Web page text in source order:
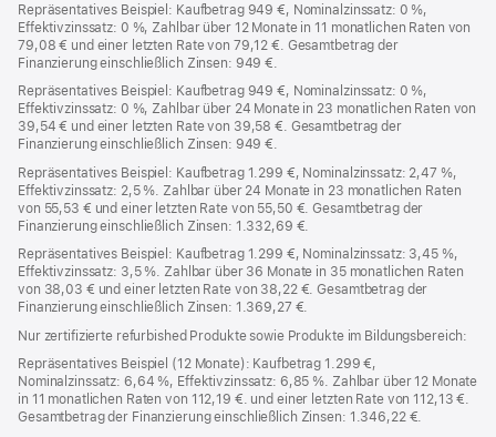
neues
Fenster)
Repräsentatives Beispiel: Kaufbetrag 949 €, Nominalzinssatz: 0 %,
Effektivzinssatz: 0 %, Zahlbar über 12 Monate in 11 monatlichen Raten von
79,08 € und einer letzten Rate von 79,12 €. Gesamtbetrag der
Finanzierung einschließlich Zinsen: 949 €.
Repräsentatives Beispiel: Kaufbetrag 949 €, Nominalzinssatz: 0 %,
Effektivzinssatz: 0 %, Zahlbar über 24 Monate in 23 monatlichen Raten von
39,54 € und einer letzten Rate von 39,58 €. Gesamtbetrag der
Finanzierung einschließlich Zinsen: 949 €.
Repräsentatives Beispiel: Kaufbetrag 1.299 €, Nominalzinssatz: 2,47 %,
Effektivzinssatz: 2,5 %. Zahlbar über 24 Monate in 23 monatlichen Raten
von 55,53 € und einer letzten Rate von 55,50 €. Gesamtbetrag der
Finanzierung einschließlich Zinsen: 1.332,69 €.
Repräsentatives Beispiel: Kaufbetrag 1.299 €, Nominalzinssatz: 3,45 %,
Effektivzinssatz: 3,5 %. Zahlbar über 36 Monate in 35 monatlichen Raten
von 38,03 € und einer letzten Rate von 38,22 €. Gesamtbetrag der
Finanzierung einschließlich Zinsen: 1.369,27 €.
Nur zertifizierte refurbished Produkte sowie Produkte im Bildungsbereich:
Repräsentatives Beispiel (12 Monate): Kaufbetrag 1.299 €,
Nominalzinssatz: 6,64 %, Effektivzinssatz: 6,85 %. Zahlbar über 12 Monate
in 11 monatlichen Raten von 112,19 €. und einer letzten Rate von 112,13 €.
Gesamtbetrag der Finanzierung einschließlich Zinsen: 1.346,22 €.